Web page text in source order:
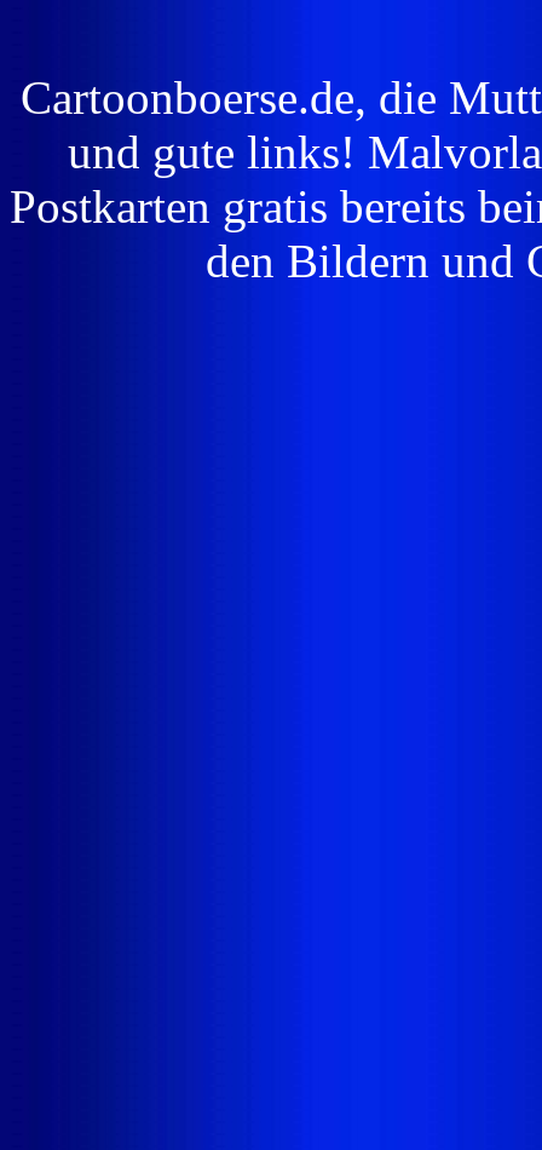
Cartoonboerse.de, die
und gute links!
Postkarten gratis bereits
den Bildern und